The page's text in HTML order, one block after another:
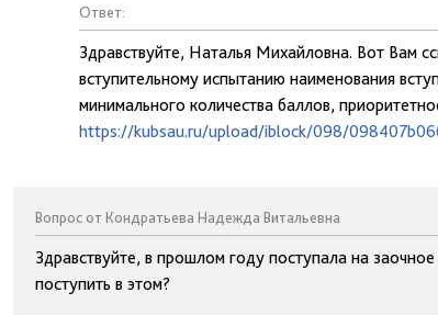
Ответ:
Здравствуйте, Наталья Михайловна. Вот Вам
вступительному испытанию наименования
минимального количества баллов,
https://kubsau.ru/upload/iblock/098/
Вопрос от Кондратьева Надежда Витальевна
Здравствуйте, в прошлом году поступала на
поступить в этом?